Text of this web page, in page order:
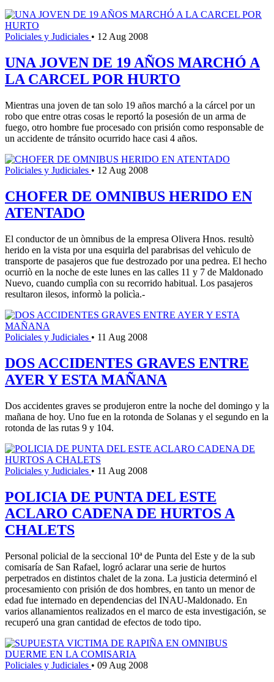
Policiales y Judiciales • 12 Aug 2008
UNA JOVEN DE 19 AÑOS MARCHÓ A
LA CARCEL POR HURTO
Mientras una joven de tan solo 19 años marchó a la cárcel por un
robo que entre otras cosas le reportó la posesión de un arma de
fuego, otro hombre fue procesado con prisión como responsable de
un accidente de tránsito ocurrido hace casi 4 años.
Policiales y Judiciales • 12 Aug 2008
CHOFER DE OMNIBUS HERIDO EN
ATENTADO
El conductor de un òmnibus de la empresa Olivera Hnos. resultò
herido en la vista por una esquirla del parabrisas del vehìculo de
transporte de pasajeros que fue destrozado por una pedrea. El hecho
ocurriò en la noche de este lunes en las calles 11 y 7 de Maldonado
Nuevo, cuando cumplìa con su recorrido habitual. Los pasajeros
resultaron ilesos, informò la policìa.-
Policiales y Judiciales • 11 Aug 2008
DOS ACCIDENTES GRAVES ENTRE
AYER Y ESTA MAÑANA
Dos accidentes graves se produjeron entre la noche del domingo y la
mañana de hoy. Uno fue en la rotonda de Solanas y el segundo en la
rotonda de las rutas 9 y 104.
Policiales y Judiciales • 11 Aug 2008
POLICIA DE PUNTA DEL ESTE
ACLARO CADENA DE HURTOS A
CHALETS
Personal policial de la seccional 10ª de Punta del Este y de la sub
comisaría de San Rafael, logró aclarar una serie de hurtos
perpetrados en distintos chalet de la zona. La justicia determinó el
procesamiento con prisión de dos hombres, en tanto un menor de
edad fue internado en dependencias del INAU-Maldonado. En
varios allanamientos realizados en el marco de esta investigación, se
recuperó una gran cantidad de efectos de todo tipo.
Policiales y Judiciales • 09 Aug 2008